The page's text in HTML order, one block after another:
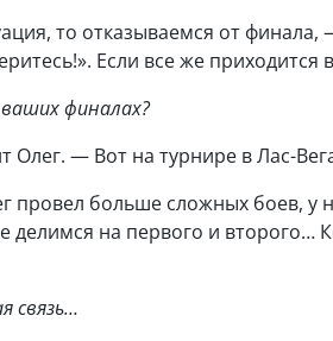
то отказываемся от
Если все же
финалах?
Олег. — Вот на турнире в Лас-
провел больше сложных боев, у
на первого и второго…
связь…